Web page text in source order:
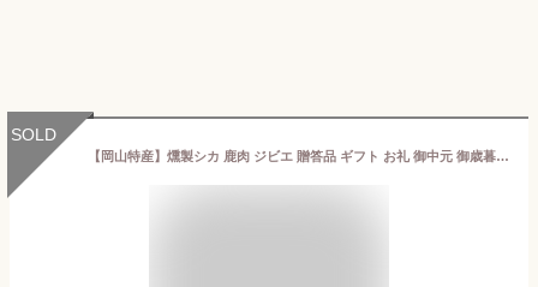
SOLD
【岡山特産】燻製シカ 鹿肉 ジビエ 贈答品 ギフト お礼 御中元 御歳暮 高級品 お取り寄せ 燻製 母の日 父の日 燻製ギフト 贅沢 おつまみ 贈り物 グルメ 御祝い 誕生日 内祝い 選りすぐり 伝統的な製法 こだわりの調味料 完全無添加 安全な食品 信頼できる品質管理 手作り